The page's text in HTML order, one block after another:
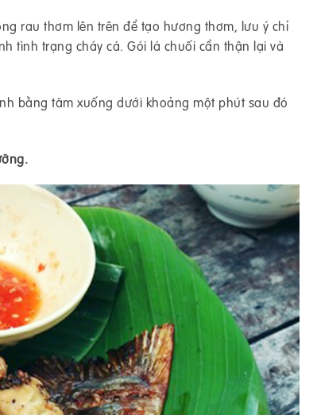
rau thơm lên trên để tạo hương thơm, lưu ý chỉ
tình trạng cháy cá. Gói lá chuối cẩn thận lại và
bằng tăm xuống dưới khoảng một phút sau đó